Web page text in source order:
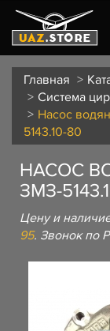
Главная
Система
Насос
5143.10-80
НАСОС
ЗМЗ-
Цену и
95. Звонок по